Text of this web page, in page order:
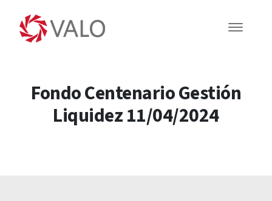
Fondo Centenario Gestión
Liquidez 11/04/2024